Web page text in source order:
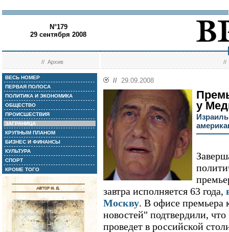
N°179
29 сентября 2008
//Архив //
ВЕСЬ НОМЕР
ПЕРВАЯ ПОЛОСА
ПОЛИТИКА И ЭКОНОМИКА
ОБЩЕСТВО
ПРОИСШЕСТВИЯ
ЗАГРАНИЦА
КРУПНЫМ ПЛАНОМ
БИЗНЕС И ФИНАНСЫ
КУЛЬТУРА
СПОРТ
КРОМЕ ТОГО
// 29.09.2008
у
завтра исполняется 63 года,
Москву. В офисе премьера
новостей" подтвердили,
проведет в российской